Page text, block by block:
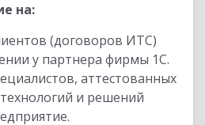
на:
(договоров ИТС)
у партнера фирмы 1С.
аттестованных
и решений